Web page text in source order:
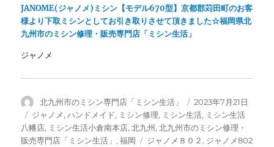
JANOME(ジャノメ)ミシン【モデル670型】京都郡苅田町のお客
様より下取ミシンとしてお引き取りさせて頂きました☆福岡県北
九州市のミシン修理・販売専門店「ミシン生活」
ジャノメ
投
稿
者
北九州市のミシン専門店「ミシン生活」
投
稿
日:
2023年7月21日
カ
テ
ゴ
ジャノメ,ハンドメイド, ミシン修理, ミシン生活, ミシン生活
八幡店, ミシン生活小倉南本店,北九州 ,北九州市のミシン修理・
販売専門店「ミシン生活」 ,福岡
タ
ジャノメ８０２ , ジャノメ802